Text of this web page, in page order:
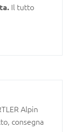
Il tutto
Alpin
consegna